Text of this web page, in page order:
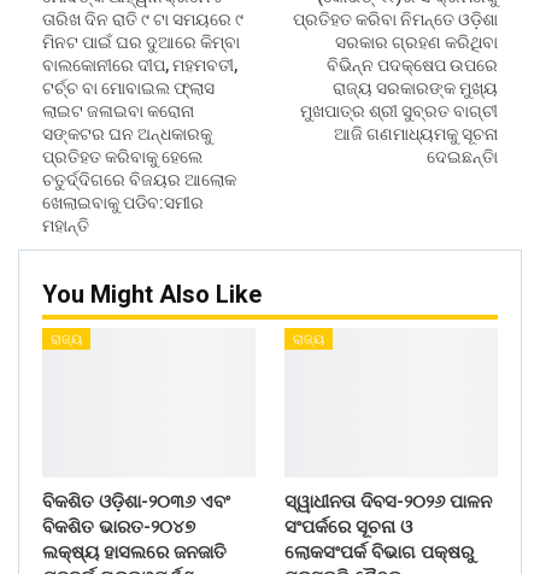
ତାରିଖ ଦିନ ରାତି ୯ ଟା ସମୟରେ ୯
ମିନଟ ପାଇଁ ଘର ଦୁଆରେ କିମ୍ବା
ବାଲକୋନୀରେ ଦୀପ, ମହମବତୀ,
ଟର୍ଚ୍ଚ ବା ମୋବାଇଲ ଫ୍ଲାସ
ଲାଇଟ ଜଳାଇବା କରୋନା
ସଙ୍କଟର ଘନ ଅନ୍ଧକାରକୁ
ପ୍ରତିହତ କରିବାକୁ ହେଲେ
ଚତୁର୍ଦ୍ଦିଗରେ ବିଜୟର ଆଲୋକ
ଖେଲାଇବାକୁ ପଡିବ:ସମୀର
ମହାନ୍ତି
ପ୍ରତିହତ କରିବା ନିମନ୍ତେ ଓଡ଼ିଶା
ସରକାର ଗ୍ରହଣ କରିଥିବା
ବିଭିନ୍ନ ପଦକ୍ଷେପ ଉପରେ
ରାଜ୍ୟ ସରକାରଙ୍କ ମୁଖ୍ୟ
ମୁଖପାତ୍ର ଶ୍ରୀ ସୁବ୍ରତ ବାଗ୍‍ଚୀ
ଆଜି ଗଣମାଧ୍ୟମକୁ ସୂଚନା
ଦେଇଛନ୍ତିା
You Might Also Like
ରାଜ୍ୟ
ବିକଶିତ ଓଡ଼ିଶା-୨୦୩୬ ଏବଂ
ବିକଶିତ ଭାରତ-୨୦୪୭
ଲକ୍ଷ୍ୟ ହାସଲରେ ଜନଜାତି
ରାଜ୍ୟ
ସ୍ୱାଧୀନତା ଦିବସ-୨୦୨୬ ପାଳନ
ସଂପର୍କରେ ସୂଚନା ଓ
ଲୋକସଂପର୍କ ବିଭାଗ ପକ୍ଷରୁ